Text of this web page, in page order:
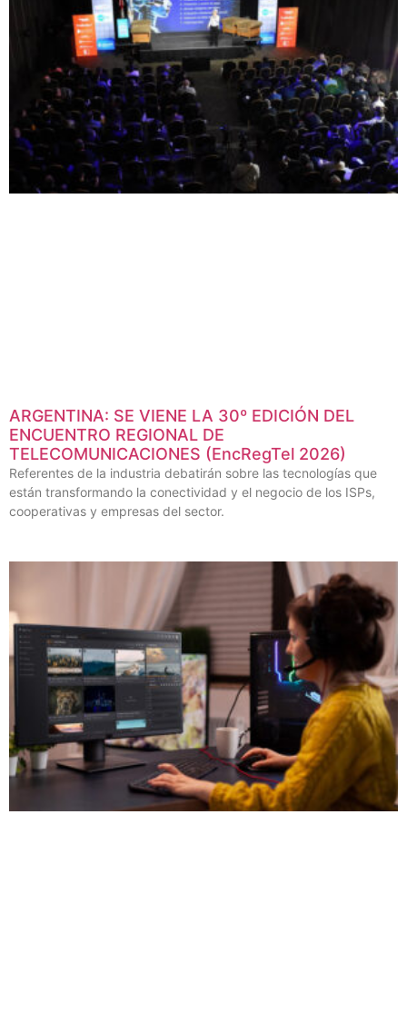
ARGENTINA: SE VIENE LA 30º EDICIÓN DEL
ENCUENTRO REGIONAL DE
TELECOMUNICACIONES (EncRegTel 2026)
Referentes de la industria debatirán sobre las tecnologías que
están transformando la conectividad y el negocio de los ISPs,
cooperativas y empresas del sector.